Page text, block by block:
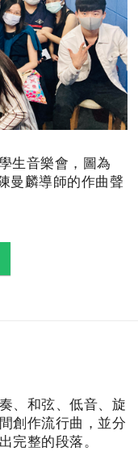
生音樂會，圖為
曼麟導師的作曲聲
、和弦、低音、旋
創作流行曲，並分
完整的段落。